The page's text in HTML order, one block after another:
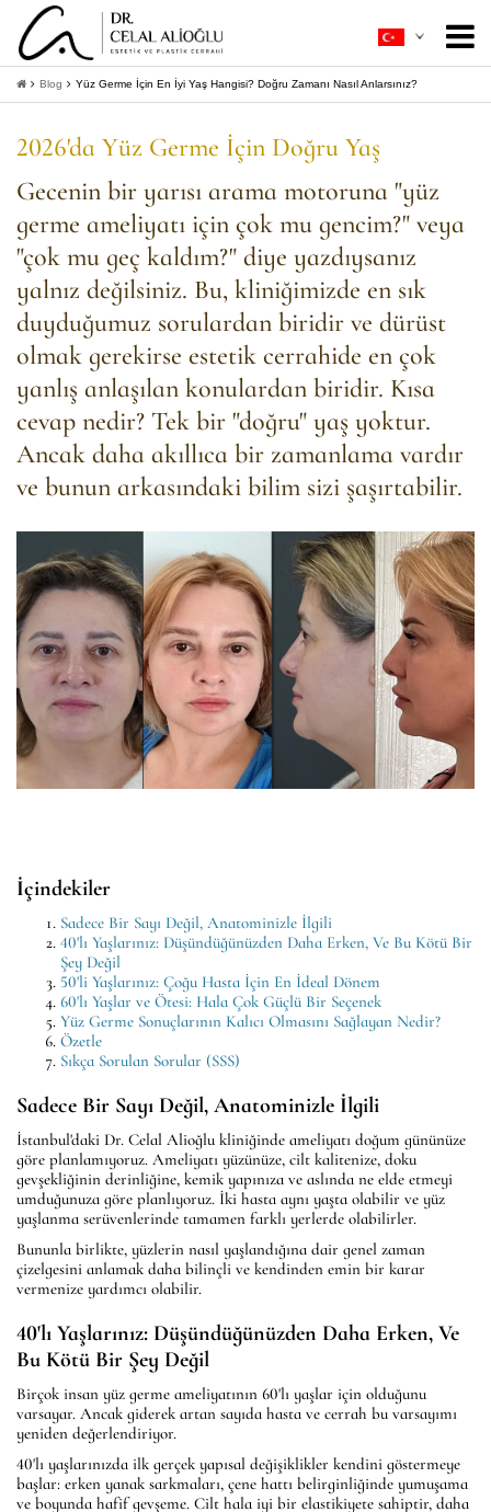
Hakkımda
Estetik Cerrahi
Ameliyatsız Estetik
Hasta Rehberi
+
İletişim
Bilgi Al +
Blog Yüz Germe İçin En İyi Yaş Hangisi? Doğru Zamanı Nasıl Anlarsınız?
2026'da Yüz Germe İçin Doğru Yaş
Gecenin bir yarısı arama motoruna "yüz
germe ameliyatı için çok mu gencim?" veya
"çok mu geç kaldım?" diye yazdıysanız
yalnız değilsiniz. Bu, kliniğimizde en sık
duyduğumuz sorulardan biridir ve dürüst
olmak gerekirse estetik cerrahide en çok
yanlış anlaşılan konulardan biridir. Kısa
cevap nedir? Tek bir "doğru" yaş yoktur.
Ancak daha akıllıca bir zamanlama vardır
ve bunun arkasındaki bilim sizi şaşırtabilir.
İçindekiler
Sadece Bir Sayı Değil, Anatominizle İlgili
40'lı Yaşlarınız: Düşündüğünüzden Daha Erken, Ve Bu Kötü Bir
Şey Değil
50'li Yaşlarınız: Çoğu Hasta İçin En İdeal Dönem
60'lı Yaşlar ve Ötesi: Hala Çok Güçlü Bir Seçenek
Yüz Germe Sonuçlarının Kalıcı Olmasını Sağlayan Nedir?
Özetle
Sıkça Sorulan Sorular (SSS)
Sadece Bir Sayı Değil, Anatominizle İlgili
İstanbul'daki Dr. Celal Alioğlu kliniğinde ameliyatı doğum gününüze
göre planlamıyoruz. Ameliyatı yüzünüze, cilt kalitenize, doku
gevşekliğinin derinliğine, kemik yapınıza ve aslında ne elde etmeyi
umduğunuza göre planlıyoruz. İki hasta aynı yaşta olabilir ve yüz
yaşlanma serüvenlerinde tamamen farklı yerlerde olabilirler.
Bununla birlikte, yüzlerin nasıl yaşlandığına dair genel zaman
çizelgesini anlamak daha bilinçli ve kendinden emin bir karar
vermenize yardımcı olabilir.
40'lı Yaşlarınız: Düşündüğünüzden Daha Erken, Ve
Bu Kötü Bir Şey Değil
Birçok insan yüz germe ameliyatının 60'lı yaşlar için olduğunu
varsayar. Ancak giderek artan sayıda hasta ve cerrah bu varsayımı
yeniden değerlendiriyor.
40'lı yaşlarınızda ilk gerçek yapısal değişiklikler kendini göstermeye
başlar: erken yanak sarkmaları, çene hattı belirginliğinde yumuşama
ve boyunda hafif gevşeme. Cilt hala iyi bir elastikiyete sahiptir, daha